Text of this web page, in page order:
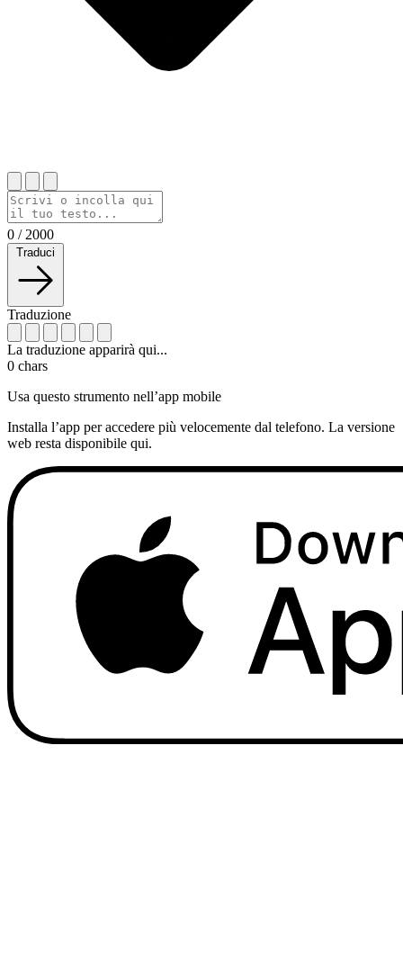
0 / 2000
Traduci
Traduzione
La traduzione apparirà qui...
0 chars
Usa questo strumento nell’app mobile
Installa l’app per accedere più velocemente dal telefono. La versione
web resta disponibile qui.